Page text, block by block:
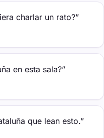
charlar un rato?”
en esta sala?”
que lean esto.”